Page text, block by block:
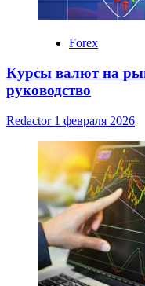
Forex
Курсы валют на
руководство
Redactor 1 февраля 2026